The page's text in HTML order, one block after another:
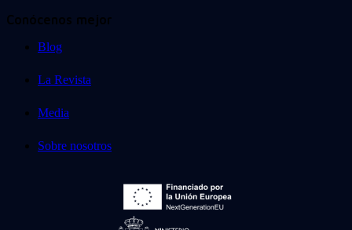
Conócenos mejor
Blog
La Revista
Media
Sobre nosotros